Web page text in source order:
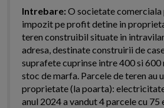
Intrebare:O societate
impozit pe profit detine in
teren construibil situate in
adresa, destinate construirii de
suprafete cuprinse intre 400 si
stoc de marfa. Parcele de teren
proprietate (la poarta):
anul 2024 a vandut 4 parcele cu